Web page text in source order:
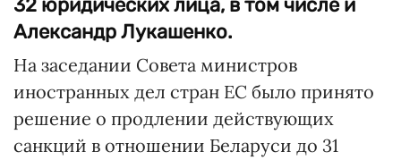
32 юридических лица, в том числе и
Александр Лукашенко.
На заседании Совета министров
иностранных дел стран ЕС было принято
решение о продлении действующих
санкций в отношении Беларуси до 31